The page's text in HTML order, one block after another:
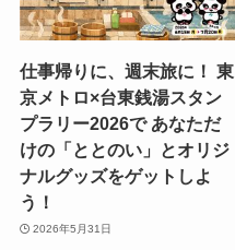
仕事帰りに、週末旅に！ 東
京メトロ×台東銭湯スタン
プラリー2026で あなただ
けの「ととのい」とオリジ
ナルグッズをゲットしよ
う！
2026年5月31日